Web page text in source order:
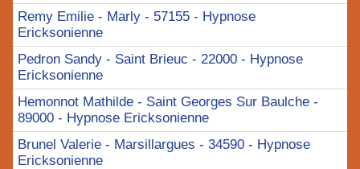
Remy Emilie - Marly - 57155 - Hypnose
Ericksonienne
Pedron Sandy - Saint Brieuc - 22000 - Hypnose
Ericksonienne
Hemonnot Mathilde - Saint Georges Sur Baulche -
89000 - Hypnose Ericksonienne
Brunel Valerie - Marsillargues - 34590 - Hypnose
Ericksonienne